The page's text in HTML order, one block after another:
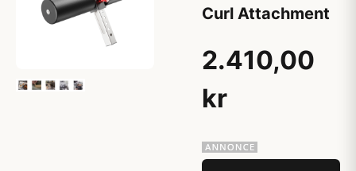
Curl Attachment
2.410,00
kr